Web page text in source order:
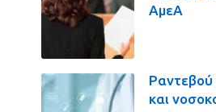
ΑμεΑ
Ραντεβού
και